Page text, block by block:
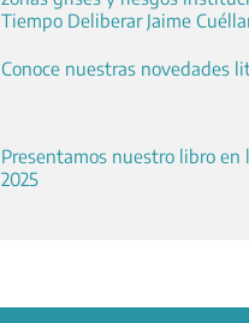
Tiempo Deliberar Jaime
Conoce nuestras novedades
Presentamos nuestro libro en
2025